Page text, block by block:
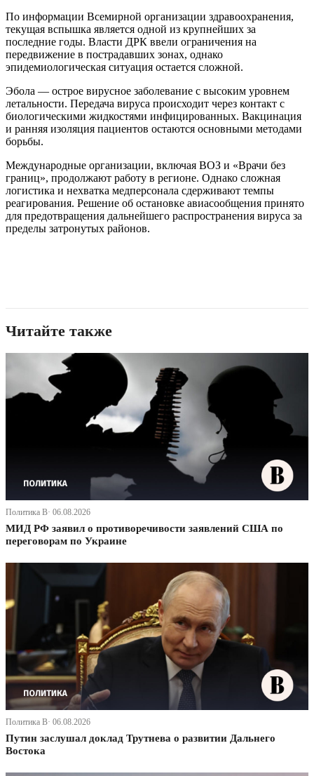
По информации Всемирной организации здравоохранения,
текущая вспышка является одной из крупнейших за
последние годы. Власти ДРК ввели ограничения на
передвижение в пострадавших зонах, однако
эпидемиологическая ситуация остается сложной.
Эбола — острое вирусное заболевание с высоким уровнем
летальности. Передача вируса происходит через контакт с
биологическими жидкостями инфицированных. Вакцинация
и ранняя изоляция пациентов остаются основными методами
борьбы.
Международные организации, включая ВОЗ и «Врачи без
границ», продолжают работу в регионе. Однако сложная
логистика и нехватка медперсонала сдерживают темпы
реагирования. Решение об остановке авиасообщения принято
для предотвращения дальнейшего распространения вируса за
пределы затронутых районов.
Читайте также
Политика В· 06.08.2026
МИД РФ заявил о противоречивости заявлений США по
переговорам по Украине
Политика В· 06.08.2026
Путин заслушал доклад Трутнева о развитии Дальнего
Востока